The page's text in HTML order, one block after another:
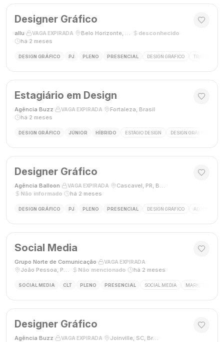
Designer Gráfico
allu VAGA EXPIRADA Belo Horizonte, MG, Brasil desconhecido
há 2 meses
DESIGN GRÁFICO PJ PLENO PRESENCIAL DESIGN GRÁFICO TRÁFEGO
Estagiário em Design
Agência Buzz VAGA EXPIRADA Fortaleza, Brasil
há 2 meses
DESIGN GRÁFICO JÚNIOR HÍBRIDO ESTÁGIO DESIGN DESIGN GRÁFICO
Designer Gráfico
Agência Balloon VAGA EXPIRADA Cascavel, PR, Brasil
Não informado
há 2 meses
DESIGN GRÁFICO PJ PLENO PRESENCIAL DESIGN GRÁFICO ADOBE
Social Media
Grupo Norte de Comunicação VAGA EXPIRADA
João Pessoa, Paraíba, Brasil
Não mencionado há 2 meses
SOCIAL MEDIA CLT PLENO PRESENCIAL SOCIAL MEDIA MARKETING
Designer Gráfico
Agência Buzz VAGA EXPIRADA Joinville, SC, Brasil